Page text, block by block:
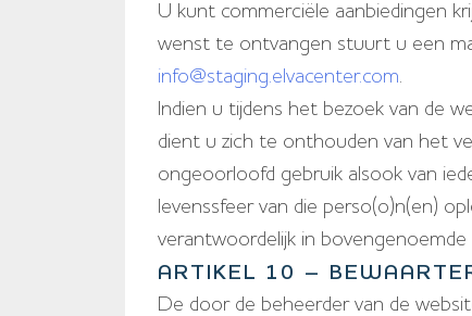
U kunt commerciële aanbiedingen
wenst te ontvangen stuurt u een
info@staging.elvacenter.com.
Indien u tijdens het bezoek van de
dient u zich te onthouden van het
ongeoorloofd gebruik alsook van
levenssfeer van die perso(o)n(en)
verantwoordelijk in bovengenoemde
ARTIKEL 10 –
De door de beheerder van de